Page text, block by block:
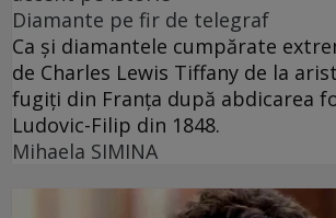
Diamante pe fir de telegraf
Ca și diamantele cumpărate
de Charles Lewis Tiffany de la
fugiți din Franța după abdicarea
Ludovic-Filip din 1848.
Mihaela SIMINA